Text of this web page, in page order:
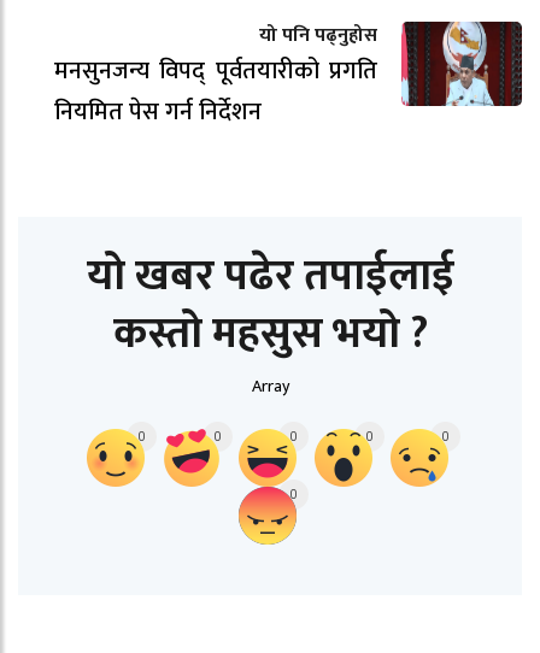
यो पनि पढ्नुहोस
मनसुनजन्य विपद् पूर्वतयारीको प्रगति
नियमित पेस गर्न निर्देशन
यो खबर पढेर तपाईलाई
कस्तो महसुस भयो ?
Array
0 0 0 0 0
0